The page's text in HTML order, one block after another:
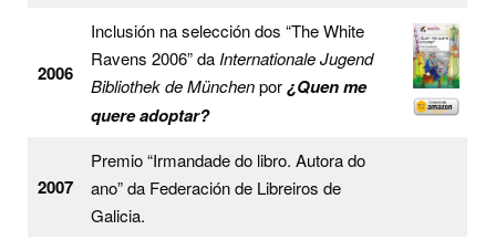
2006
Inclusión na selección dos “The White
Ravens 2006” da Internationale Jugend
Bibliothek de Münchenpor¿Quen me
quere adoptar?
2007
Premio “Irmandade do libro. Autora do
ano” da Federación de Libreiros de
Galicia.